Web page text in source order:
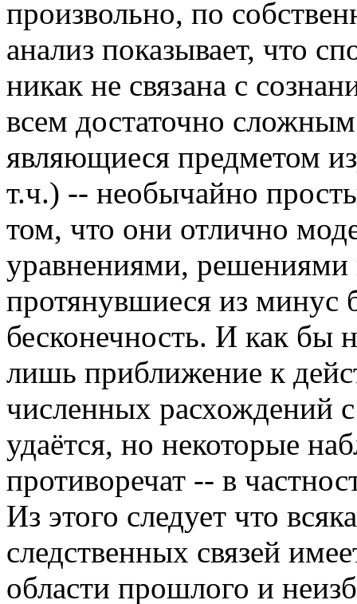
произвольно, по
анализ показывает, что
никак не связана с
всем достаточно
являющиеся предметом
т.ч.) -- необычайно
том, что они отлично
уравнениями, решениями
протянувшиеся из минус
бесконечность. И как бы
лишь приближение к
численных расхождений
удаётся, но некоторые
противоречат -- в
Из этого следует что
следственных связей
области прошлого и